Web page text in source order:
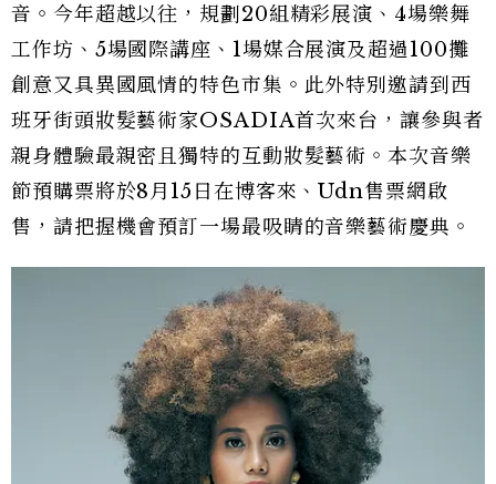
音。今年超越以往，規劃20組精彩展演、4場樂舞
工作坊、5場國際講座、1場媒合展演及超過100攤
創意又具異國風情的特色市集。此外特別邀請到西
班牙街頭妝髮藝術家OSADIA首次來台，讓參與者
親身體驗最親密且獨特的互動妝髮藝術。本次音樂
節預購票將於8月15日在博客來、Udn售票網啟
售，請把握機會預訂一場最吸睛的音樂藝術慶典。